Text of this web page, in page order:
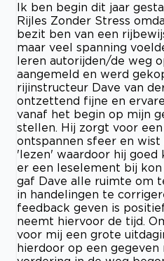
Ik ben begin dit jaar
Rijles Zonder Stress
bezit ben van een
maar veel spanning
leren autorijden/de weg
aangemeld en werd
rijinstructeur Dave van
ontzettend fijne en
vanaf het begin op mijn
stellen. Hij zorgt voor
ontspannen sfeer en
'lezen' waardoor hij goed
er een leselement bij
gaf Dave alle ruimte om
in handelingen te
feedback geven is
neemt hiervoor de tijd.
voor mij een grote
hierdoor op een